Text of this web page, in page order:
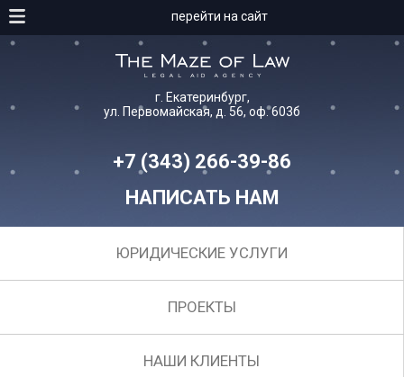
перейти на сайт
г. Екатеринбург,
ул. Первомайская, д. 56, оф. 603б
+7 (343) 266-39-86
НАПИСАТЬ НАМ
ЮРИДИЧЕСКИЕ УСЛУГИ
ПРОЕКТЫ
НАШИ КЛИЕНТЫ